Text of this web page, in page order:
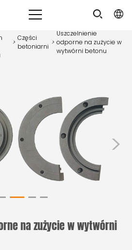
>
Części
betoniarni
>
Uszczelnienie
odporne na zużycie w
wytwórni betonu
>
na zużycie w wytwórni